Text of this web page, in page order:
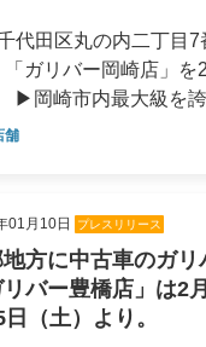
名古屋市守山区にオープンする「ガ
山区内最大級となる
舗が位置するのは県
バーひたち海浜公園前
市内最大級となる約
国道245号線を北上
代田区丸の内二丁目
ガリバー岡崎店」
くにあり、おクルマ
線など複数の幹線道
ます。 ▶じっくり悩んでOK！居心
舗
01月10日 プレスリリース
方に中古車のガ
リバー豊橋店」は
日（土）より。